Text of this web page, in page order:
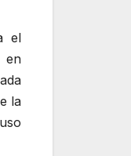
el
en
la